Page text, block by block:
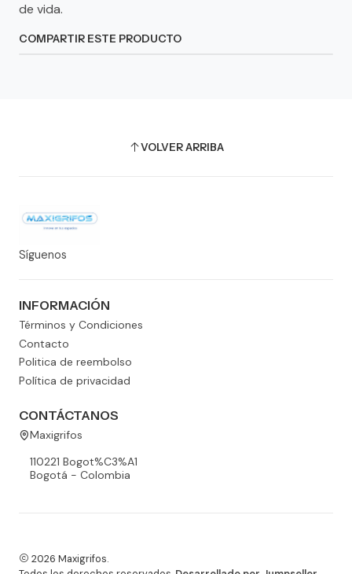
de vida.
COMPARTIR ESTE PRODUCTO
VOLVER ARRIBA
Síguenos
INFORMACIÓN
Términos y Condiciones
Contacto
Politica de reembolso
Política de privacidad
CONTÁCTANOS
Maxigrifos
110221 Bogot%C3%A1
Bogotá - Colombia
2026 Maxigrifos.